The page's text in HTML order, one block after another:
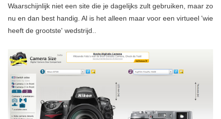
Waarschijnlijk niet een site die je dagelijks zult gebruiken, maar zo
nu en dan best handig. Al is het alleen maar voor een virtueel 'wie
heeft de grootste' wedstrijd..